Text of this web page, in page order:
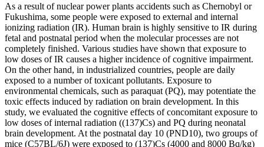
As a result of nuclear power plants accidents such as Chernobyl or
Fukushima, some people were exposed to external and internal
ionizing radiation (IR). Human brain is highly sensitive to IR during
fetal and postnatal period when the molecular processes are not
completely finished. Various studies have shown that exposure to
low doses of IR causes a higher incidence of cognitive impairment.
On the other hand, in industrialized countries, people are daily
exposed to a number of toxicant pollutants. Exposure to
environmental chemicals, such as paraquat (PQ), may potentiate the
toxic effects induced by radiation on brain development. In this
study, we evaluated the cognitive effects of concomitant exposure to
low doses of internal radiation ((137)Cs) and PQ during neonatal
brain development. At the postnatal day 10 (PND10), two groups of
mice (C57BL/6J) were exposed to (137)Cs (4000 and 8000 Bq/kg)